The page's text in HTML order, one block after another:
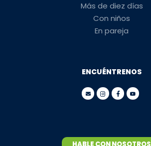
Más de diez días
Con niños
En pareja
ENCUÉNTRENOS